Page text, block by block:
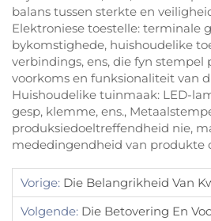
balans tussen sterkte en
Elektroniese toestelle: terminale
bykomstighede, huishoudelike
verbindings, ens, die fyn stempel
voorkoms en funksionaliteit van
Huishoudelike tuinmaak: LED-
gesp, klemme, ens.,
produksiedoeltreffendheid nie,
mededingendheid van produkte
Vorige: Die Belangrikheid Van
Volgende: Die Betovering En